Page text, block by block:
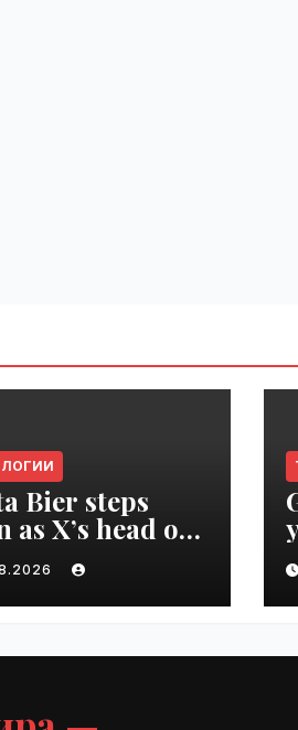
Bier steps
as X’s head of
| VseTime.ru